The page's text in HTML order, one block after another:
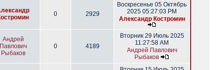
0 2929
Воскресенье 05 Октябрь
2025 05:27:03 PM
Александр Костромин
Андрей
Павлович
Рыбаков
0 4189
Вторник 29 Июль 2025
11:27:58 AM
Андрей Павлович
Рыбаков